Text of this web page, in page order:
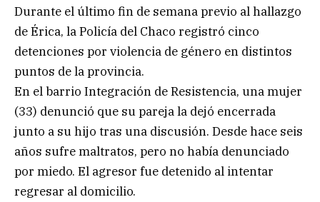
Durante el último fin de semana previo al hallazgo
de Érica, la Policía del Chaco registró cinco
detenciones por violencia de género en distintos
puntos de la provincia.
En el barrio Integración de Resistencia, una mujer
(33) denunció que su pareja la dejó encerrada
junto a su hijo tras una discusión. Desde hace seis
años sufre maltratos, pero no había denunciado
por miedo. El agresor fue detenido al intentar
regresar al domicilio.